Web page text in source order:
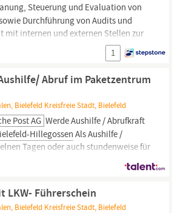
Steuerung und Evaluation von
Durchführung von Audits und
mit internen und externen Stellen zur
Aufbau und Förderung
durch Schulungs- und
Vernetzung, Kooperation...
1
Abruf im Paketzentrum
Bielefeld Kreisfreie Stadt, Bielefeld
Post AG Werde Aushilfe / Abrufkraft
Hillegossen Als Aushilfe /
Tagen oder auch stundenweise für
Einarbeitung kannst du sofort in
Was wir bieten 15,37 € Tarif-
steuerfrei schon ab 20:00 Uhr
Führerschein
Bielefeld Kreisfreie Stadt, Bielefeld